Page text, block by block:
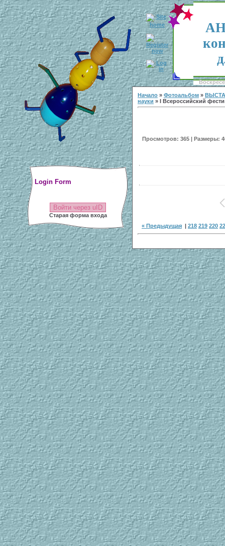
Login Form
Войти через uID
Старая форма входа
Начало » Фотоальбом »
науки » I Всероссийский
Просмотров: 365 | Размеры:
« Предыдущая | 218 219 220